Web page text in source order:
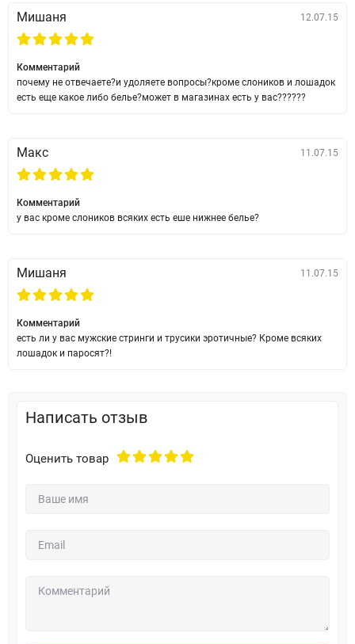
Мишаня 12.07.15
Комментарий
почему не отвечаете?и удоляете вопросы?кроме слоников и лошадок
есть еще какое либо белье?может в магазинах есть у вас??????
Макс 11.07.15
Комментарий
у вас кроме слоников всяких есть еше нижнее белье?
Мишаня 11.07.15
Комментарий
есть ли у вас мужские стринги и трусики эротичные? Кроме всяких
лошадок и паросят?!
Написать отзыв
Оценить товар